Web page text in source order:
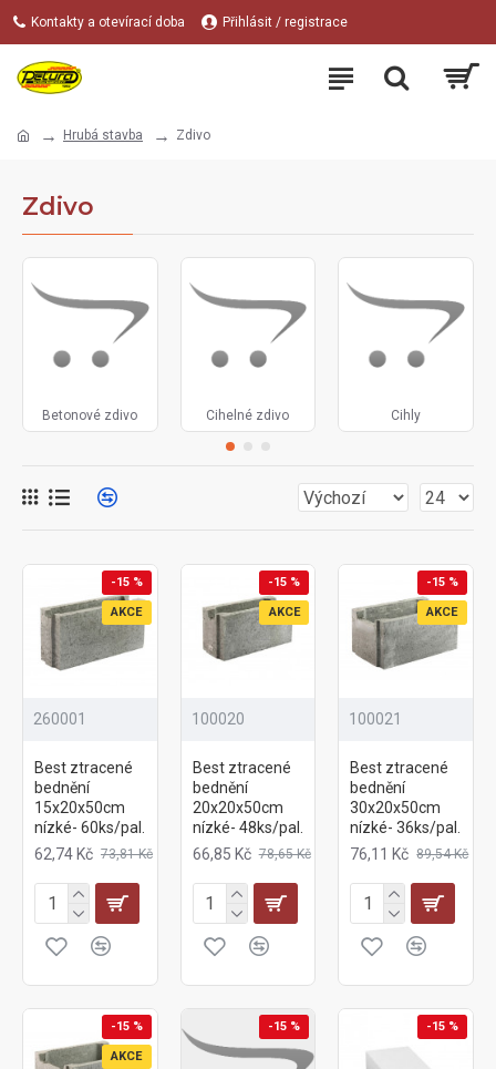
Kontakty a otevírací doba Přihlásit / registrace
Hrubá stavba Zdivo
Zdivo
Betonové zdivo Cihelné zdivo Cihly
AKCE
-15 %
260001
Best ztracené
bednění
15x20x50cm
nízké- 60ks/pal.
62,74 Kč 73,81 Kč
AKCE
-15 %
100020
Best ztracené
bednění
20x20x50cm
nízké- 48ks/pal.
66,85 Kč 78,65 Kč
AKCE
-15 %
100021
Best ztracené
bednění
30x20x50cm
nízké- 36ks/pal.
76,11 Kč 89,54 Kč
AKCE
-15 % -15 % -15 %